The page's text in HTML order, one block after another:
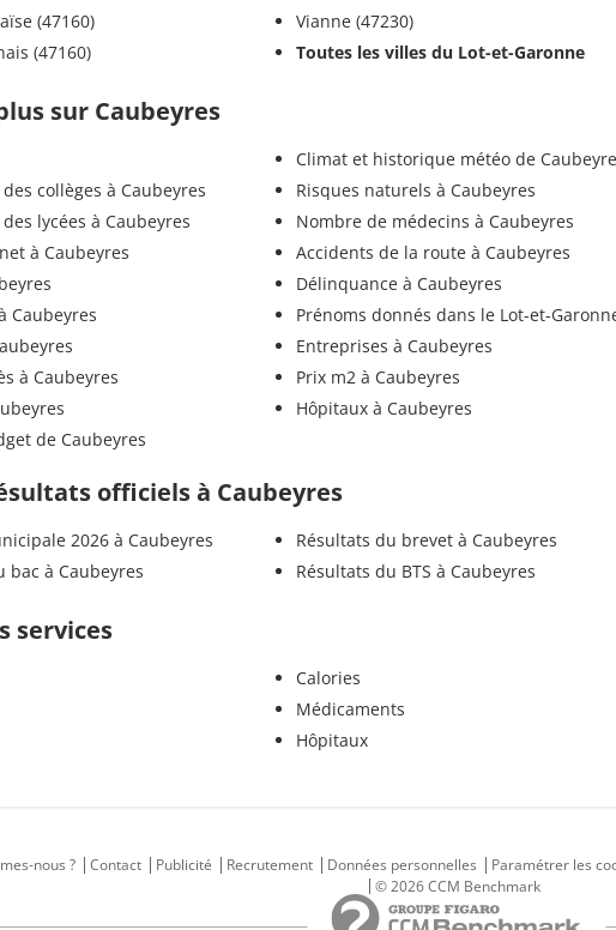
(47160)
(47160)
Vianne (47230)
Toutes les villes du Lot-et-Garonne
sur Caubeyres
collèges à Caubeyres
lycées à Caubeyres
à Caubeyres
Caubeyres
à Caubeyres
de Caubeyres
Climat et historique météo de
Risques naturels à Caubeyres
Nombre de médecins à Caubeyres
Accidents de la route à Caubeyres
Délinquance à Caubeyres
Prénoms donnés dans le Lot-et-
Entreprises à Caubeyres
Prix m2 à Caubeyres
Hôpitaux à Caubeyres
officiels à Caubeyres
2026 à Caubeyres
bac à Caubeyres
Résultats du brevet à Caubeyres
Résultats du BTS à Caubeyres
services
Calories
Médicaments
Hôpitaux
nous ?
Contact Publicité Recrutement Données personnelles Paramétrer les
© 2026 CCM Benchmark